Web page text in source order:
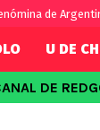
de
U DE
DE